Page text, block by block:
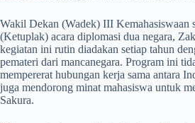
Wakil Dekan (Wadek) III Kemahasiswaan
(Ketuplak) acara diplomasi dua negara,
kegiatan ini rutin diadakan setiap tahun
pemateri dari mancanegara. Program ini
mempererat hubungan kerja sama antara
juga mendorong minat mahasiswa untuk
Sakura.